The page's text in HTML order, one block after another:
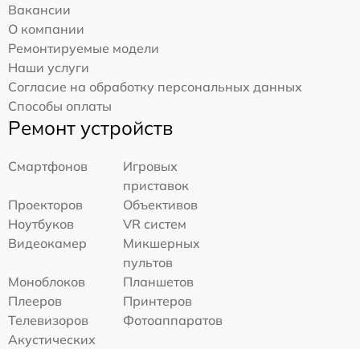
Вакансии
О компании
Ремонтируемые модели
Наши услуги
Согласие на обработку персональных данных
Способы оплаты
Ремонт устройств
Смартфонов
Игровых
приставок
Проекторов
Объективов
Ноутбуков
VR систем
Видеокамер
Микшерных
пультов
Моноблоков
Планшетов
Плееров
Принтеров
Телевизоров
Фотоаппаратов
Акустических